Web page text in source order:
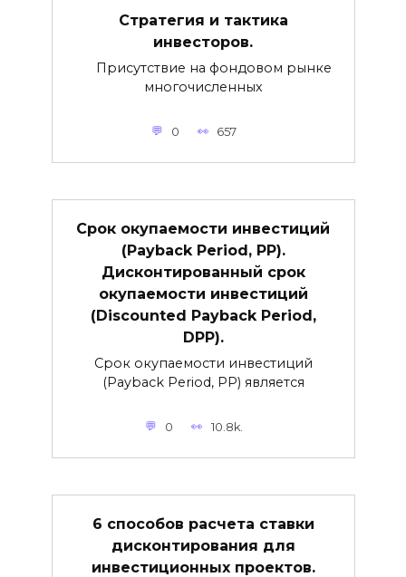
Стратегия и тактика
инвесторов.
Присутствие на фондовом рынке
многочисленных
0 657
Срок окупаемости инвестиций
(Payback Period, PP).
Дисконтированный срок
окупаемости инвестиций
(Discounted Payback Period,
DPP).
Срок окупаемости инвестиций
(Payback Period, PP) является
0 10.8k.
6 способов расчета ставки
дисконтирования для
инвестиционных проектов.